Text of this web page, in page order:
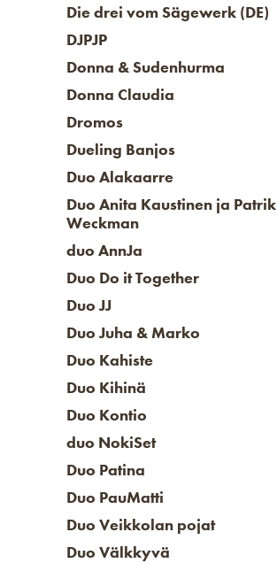
Die drei vom Sägewerk (DE)
DJPJP
Donna & Sudenhurma
Donna Claudia
Dromos
Dueling Banjos
Duo Alakaarre
Duo Anita Kaustinen ja Patrik
Weckman
duo AnnJa
Duo Do it Together
Duo JJ
Duo Juha & Marko
Duo Kahiste
Duo Kihinä
Duo Kontio
duo NokiSet
Duo Patina
Duo PauMatti
Duo Veikkolan pojat
Duo Välkkyvä